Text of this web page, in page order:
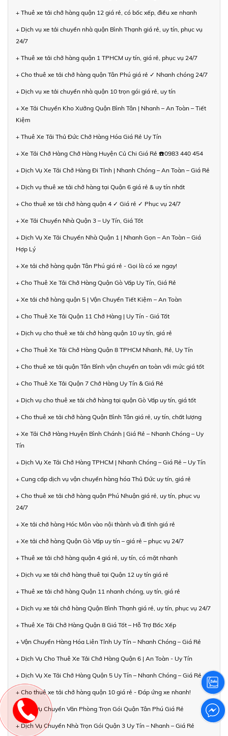
+ Thuê xe tải chở hàng quận 12 giá rẻ, có bốc xếp, điều xe nhanh
+ Dịch vụ xe tải chuyển nhà quận Bình Thạnh giá rẻ, uy tín, phục vụ
24/7
+ Thuê xe tải chở hàng quận 1 TPHCM uy tín, giá rẻ, phục vụ 24/7
+ Cho thuê xe tải chở hàng quận Tân Phú giá rẻ ✓ Nhanh chóng 24/7
+ Dịch vụ xe tải chuyển nhà quận 10 trọn gói giá rẻ, uy tín
+ Xe Tải Chuyển Kho Xưởng Quận Bình Tân | Nhanh – An Toàn – Tiết
Kiệm
+ Thuê Xe Tải Thủ Đức Chở Hàng Hóa Giá Rẻ Uy Tín
+ Xe Tải Chở Hàng Chở Hàng Huyện Củ Chi Giá Rẻ ☎️0983 440 454
+ Dịch Vụ Xe Tải Chở Hàng Đi Tỉnh | Nhanh Chóng – An Toàn – Giá Rẻ
+ Dịch vụ thuê xe tải chở hàng tại Quận 6 giá rẻ & uy tín nhất
+ Cho thuê xe tải chở hàng quận 4 ✓ Giá rẻ ✓ Phục vụ 24/7
+ Xe Tải Chuyển Nhà Quận 3 – Uy Tín, Giá Tốt
+ Dịch Vụ Xe Tải Chuyển Nhà Quận 1 | Nhanh Gọn – An Toàn – Giá
Hợp Lý
+ Xe tải chở hàng quận Tân Phú giá rẻ - Gọi là có xe ngay!
+ Cho Thuê Xe Tải Chở Hàng Quận Gò Vấp Uy Tín, Giá Rẻ
+ Xe tải chở hàng quận 5 | Vận Chuyển Tiết Kiệm – An Toàn
+ Cho Thuê Xe Tải Quận 11 Chở Hàng | Uy Tín - Giá Tốt
+ Dịch vụ cho thuê xe tải chở hàng quận 10 uy tín, giá rẻ
+ Cho Thuê Xe Tải Chở Hàng Quận 8 TPHCM Nhanh, Rẻ, Uy Tín
+ Cho thuê xe tải quận Tân Bình vận chuyển an toàn với mức giá tốt
+ Cho Thuê Xe Tải Quận 7 Chở Hàng Uy Tín & Giá Rẻ
+ Dịch vụ cho thuê xe tải chở hàng tại quận Gò Vấp uy tín, giá tốt
+ Cho thuê xe tải chở hàng Quận Bình Tân giá rẻ, uy tín, chất lượng
+ Xe Tải Chở Hàng Huyện Bình Chánh | Giá Rẻ – Nhanh Chóng – Uy
Tín
+ Dịch Vụ Xe Tải Chở Hàng TPHCM | Nhanh Chóng – Giá Rẻ – Uy Tín
+ Cung cấp dịch vụ vận chuyển hàng hóa Thủ Đức uy tín, giá rẻ
+ Cho thuê xe tải chở hàng quận Phú Nhuận giá rẻ, uy tín, phục vụ
24/7
+ Xe tải chở hàng Hóc Môn vào nội thành và đi tỉnh giá rẻ
+ Xe tải chở hàng Quận Gò Vấp uy tín – giá rẻ – phục vụ 24/7
+ Thuê xe tải chở hàng quận 4 giá rẻ, uy tín, có mặt nhanh
+ Dịch vụ xe tải chở hàng thuê tại Quận 12 uy tín giá rẻ
+ Thuê xe tải chở hàng Quận 11 nhanh chóng, uy tín, giá rẻ
+ Dịch vụ xe tải chở hàng Quận Bình Thạnh giá rẻ, uy tín, phục vụ 24/7
+ Thuê Xe Tải Chở Hàng Quận 8 Giá Tốt – Hỗ Trợ Bốc Xếp
+ Vận Chuyển Hàng Hóa Liên Tỉnh Uy Tín – Nhanh Chóng – Giá Rẻ
+ Dịch Vụ Cho Thuê Xe Tải Chở Hàng Quận 6 | An Toàn - Uy Tín
+ Dịch Vụ Xe Tải Chở Hàng Quận 5 Uy Tín – Nhanh Chóng – Giá Rẻ
+ Cho thuê xe tải chở hàng quận 10 giá rẻ - Đáp ứng xe nhanh!
+ Dịch Vụ Chuyển Văn Phòng Trọn Gói Quận Tân Phú Giá Rẻ
+ Dịch Vụ Chuyển Nhà Trọn Gói Quận 3 Uy Tín – Nhanh – Giá Rẻ